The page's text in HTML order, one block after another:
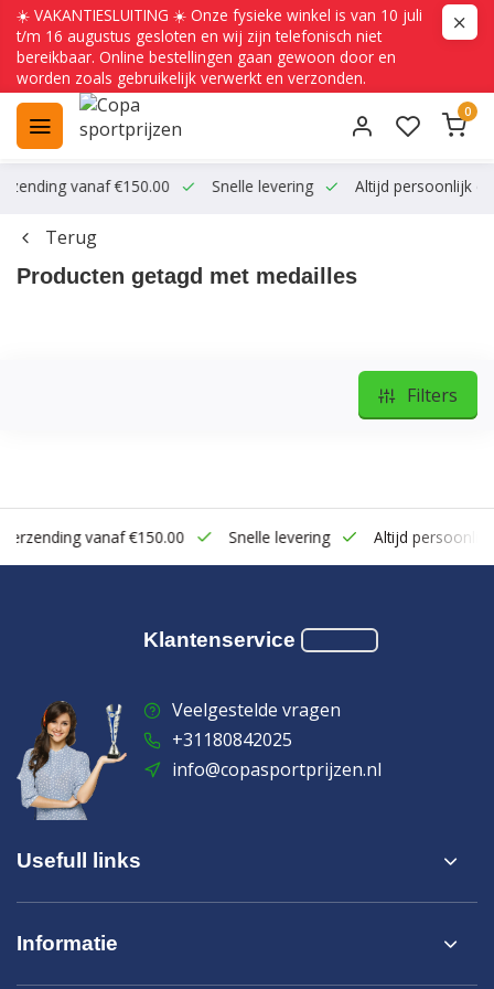
☀️ VAKANTIESLUITING ☀️ Onze fysieke winkel is van 10 juli
t/m 16 augustus gesloten en wij zijn telefonisch niet
bereikbaar. Online bestellingen gaan gewoon door en
worden zoals gebruikelijk verwerkt en verzonden.
0
vanaf €150.00 Snelle levering Altijd persoonlijk
Terug
Producten getagd met medailles
Filters
vanaf €150.00 Snelle levering Altijd persoonlijk
Klantenservice
Veelgestelde vragen
+31180842025
info@copasportprijzen.nl
Usefull links
Informatie